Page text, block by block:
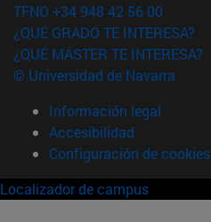
TFNO +34 948 42 56 00
¿QUÉ GRADO TE INTERESA?
¿QUÉ MÁSTER TE INTERESA?
© Universidad de Navarra
Información legal
Accesibilidad
Configuración de cookies
Localizador de campus